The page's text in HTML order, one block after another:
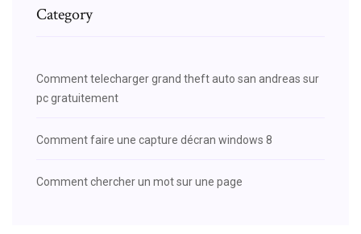
Category
Comment telecharger grand theft auto san andreas sur
pc gratuitement
Comment faire une capture décran windows 8
Comment chercher un mot sur une page